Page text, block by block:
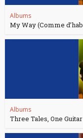
Albums
My Way (Comme
Albums
Three Tales, One Guitar